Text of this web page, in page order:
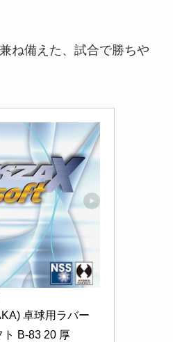
ね備えた、試合で勝ちや
卓球用ラバー
ト B-83 20 厚